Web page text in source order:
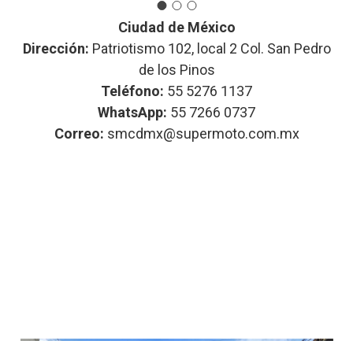
Ciudad de México
Dirección: Patriotismo 102, local 2 Col. San Pedro
de los Pinos
Teléfono: 55 5276 1137
WhatsApp: 55 7266 0737
Correo: smcdmx@supermoto.com.mx